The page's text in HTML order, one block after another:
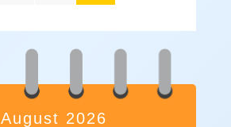
August 2026